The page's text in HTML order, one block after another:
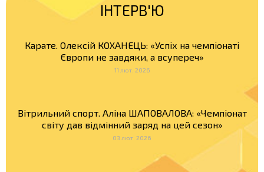
ІНТЕРВ'Ю
Карате. Олексій КОХАНЕЦЬ: «Успіх на чемпіонаті
Європи не завдяки, а всупереч»
11 лют. 2026
Вітрильний спорт. Аліна ШАПОВАЛОВА: «Чемпіонат
світу дав відмінний заряд на цей сезон»
03 лют. 2026